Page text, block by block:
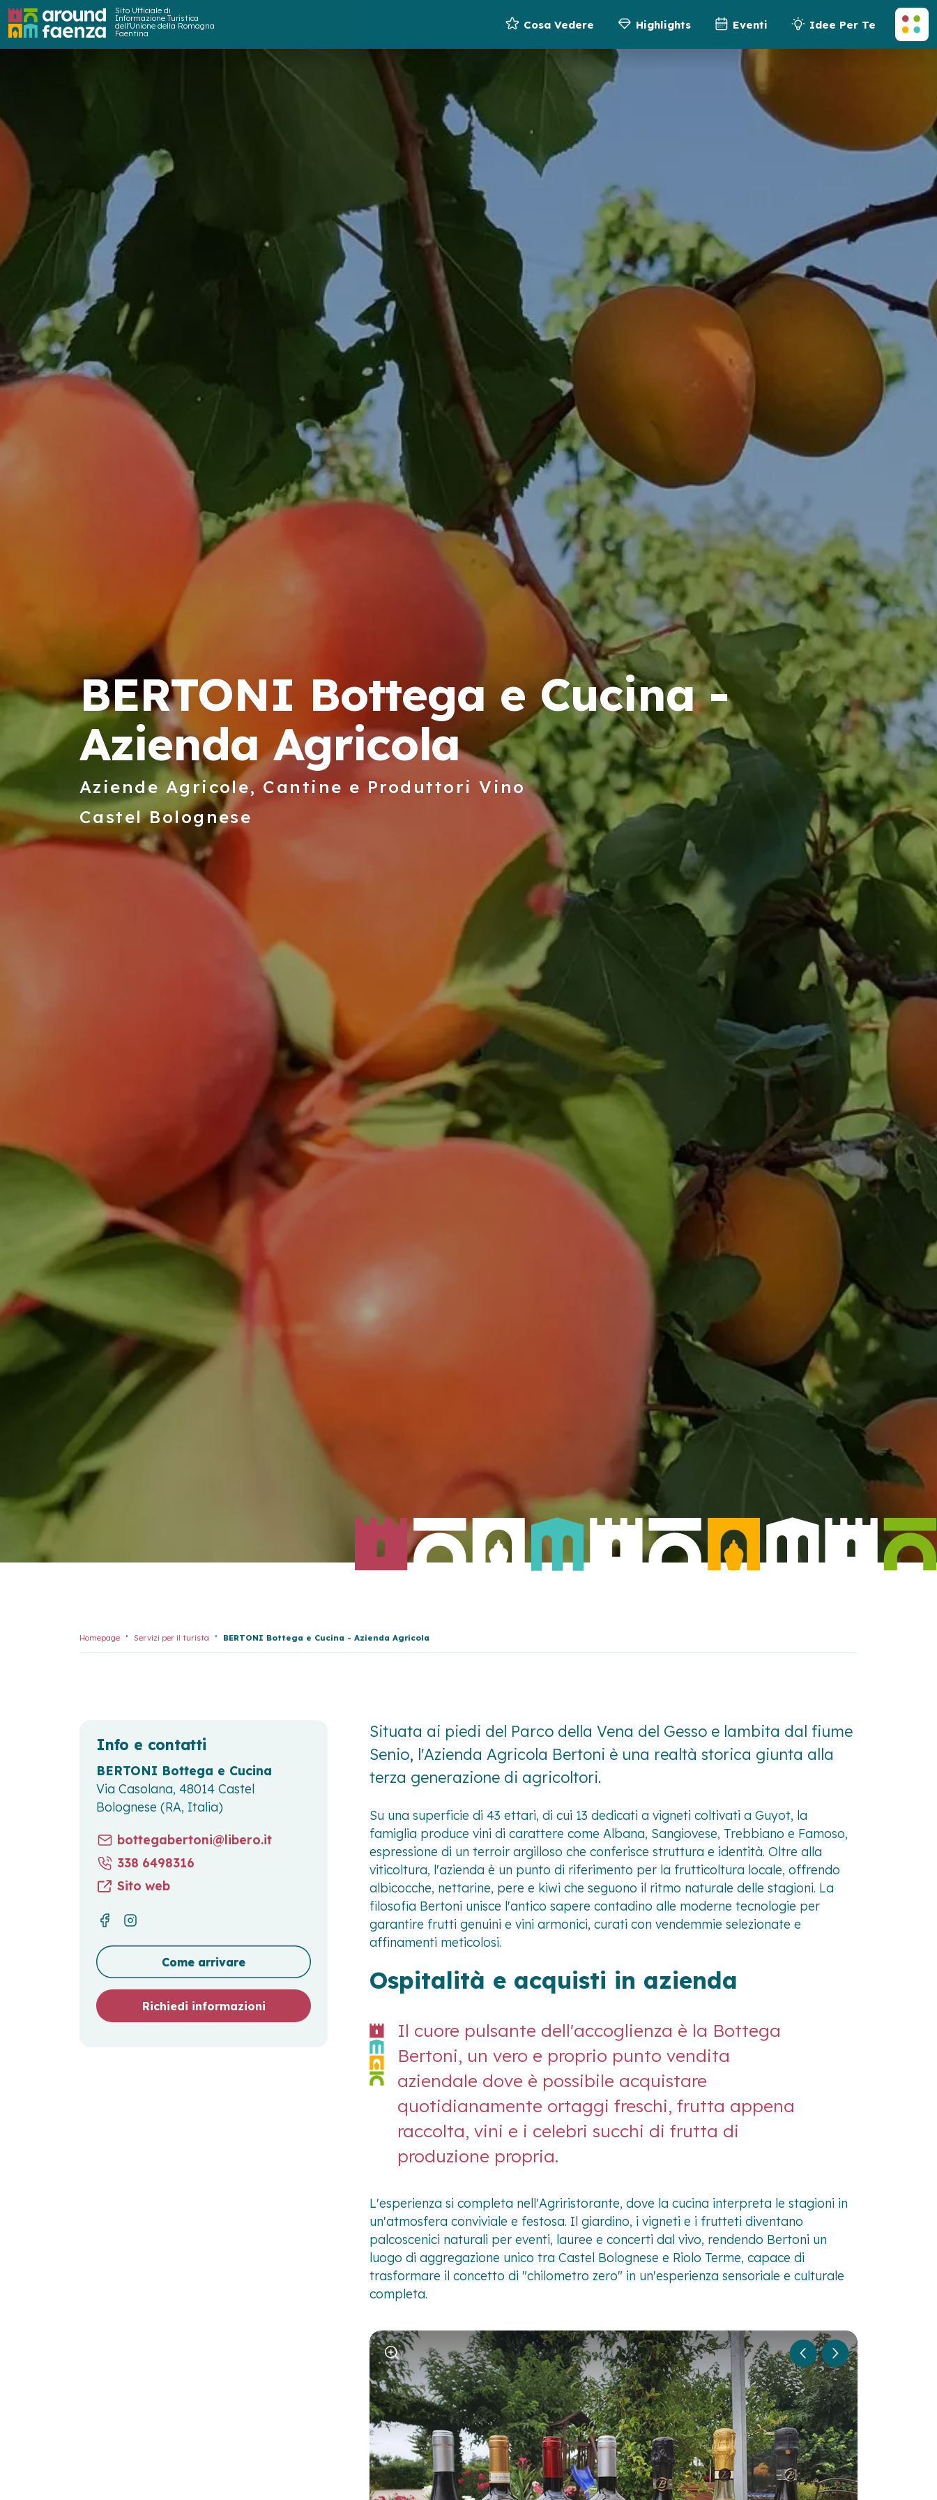
Sito Ufficiale di
Informazione Turistica
dell'Unione della Romagna
Faentina
Cosa Vedere Highlights Eventi Idee Per Te
BERTONI Bottega e Cucina -
Azienda Agricola
Aziende Agricole, Cantine e Produttori Vino
Castel Bolognese
Homepage Servizi per il turista BERTONI Bottega e Cucina - Azienda Agricola
Situata ai piedi del Parco della Vena del Gesso e lambita dal fiume
Senio, l'Azienda Agricola Bertoni è una realtà storica giunta alla
terza generazione di agricoltori.
Su una superficie di 43 ettari, di cui 13 dedicati a vigneti coltivati a Guyot, la
famiglia produce vini di carattere come Albana, Sangiovese, Trebbiano e Famoso,
espressione di un terroir argilloso che conferisce struttura e identità. Oltre alla
viticoltura, l'azienda è un punto di riferimento per la frutticoltura locale, offrendo
albicocche, nettarine, pere e kiwi che seguono il ritmo naturale delle stagioni. La
filosofia Bertoni unisce l'antico sapere contadino alle moderne tecnologie per
garantire frutti genuini e vini armonici, curati con vendemmie selezionate e
affinamenti meticolosi.
Ospitalità e acquisti in azienda
Il cuore pulsante dell'accoglienza è la Bottega
Bertoni, un vero e proprio punto vendita
aziendale dove è possibile acquistare
quotidianamente ortaggi freschi, frutta appena
raccolta, vini e i celebri succhi di frutta di
produzione propria.
L'esperienza si completa nell'Agriristorante, dove la cucina interpreta le stagioni in
un'atmosfera conviviale e festosa. Il giardino, i vigneti e i frutteti diventano
palcoscenici naturali per eventi, lauree e concerti dal vivo, rendendo Bertoni un
luogo di aggregazione unico tra Castel Bolognese e Riolo Terme, capace di
trasformare il concetto di "chilometro zero" in un'esperienza sensoriale e culturale
completa.
Info e contatti
BERTONI Bottega e Cucina
Via Casolana, 48014 Castel
Bolognese (RA, Italia)
bottegabertoni@libero.it
338 6498316
Sito web
Come arrivare
Richiedi informazioni